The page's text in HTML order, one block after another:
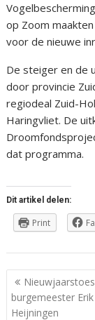
op Zoom
voor de nieuwe
De steiger en de
door provincie
regiodeal Zuid-
Haringvliet. De
dat programma.
Dit artikel delen:
Print
burgemeester
Heijningen